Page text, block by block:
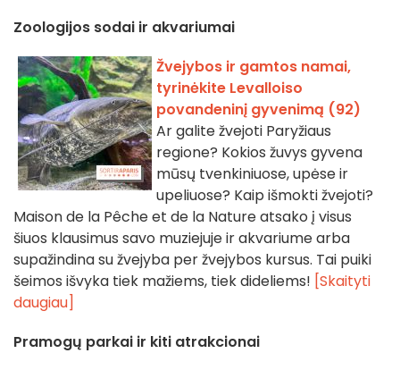
Zoologijos sodai ir akvariumai
Žvejybos ir gamtos namai,
tyrinėkite Levalloiso
povandeninį gyvenimą (92)
Ar galite žvejoti Paryžiaus
regione? Kokios žuvys gyvena
mūsų tvenkiniuose, upėse ir
upeliuose? Kaip išmokti žvejoti?
Maison de la Pêche et de la Nature atsako į visus
šiuos klausimus savo muziejuje ir akvariume arba
supažindina su žvejyba per žvejybos kursus. Tai puiki
šeimos išvyka tiek mažiems, tiek dideliems! [Skaityti
daugiau]
Pramogų parkai ir kiti atrakcionai